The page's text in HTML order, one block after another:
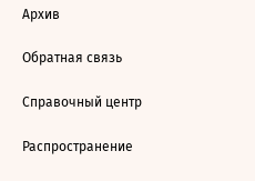
Архив
Обратная связь
Справочный центр
Распространение